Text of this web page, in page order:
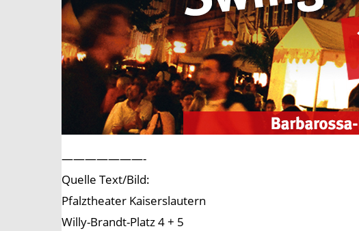
———————-
Quelle Text/Bild:
Pfalztheater Kaiserslautern
Willy-Brandt-Platz 4 + 5